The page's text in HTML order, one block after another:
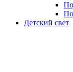
Детский свет